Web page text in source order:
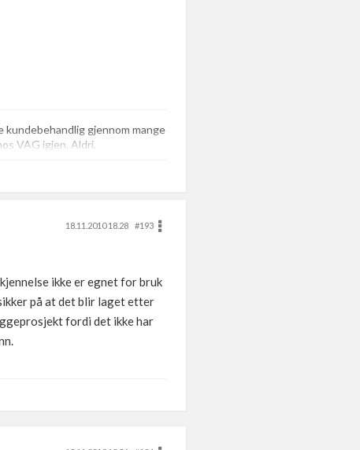
gjennom mange
VAG igjen. Aldri.
18.11.2010 18.28
#193
ikke er egnet for bruk
på at det blir laget etter
fordi det ikke har